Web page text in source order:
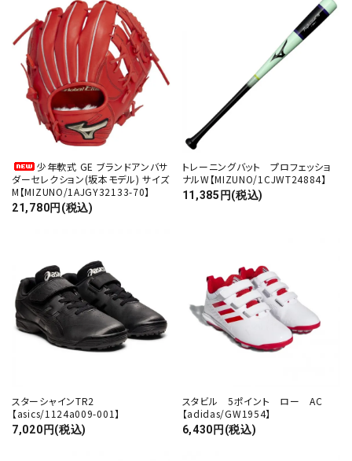
少年軟式 GE ブランドアンバサ
ダーセレクション(坂本モデル) サイズ
M【MIZUNO/1AJGY32133-70】
21,780円(税込)
トレーニングバット プロフェッショ
ナルW【MIZUNO/1CJWT24884】
11,385円(税込)
スターシャインTR2
【asics/1124a009-001】
7,020円(税込)
スタビル 5ポイント ロー AC
【adidas/GW1954】
6,430円(税込)